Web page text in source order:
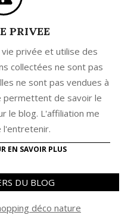
PRIVEE
privée et utilise des
collectées ne sont pas
ne sont pas vendues à
de savoir le
le blog. L'affiliation me
EN SAVOIR PLUS
DU BLOG
déco nature